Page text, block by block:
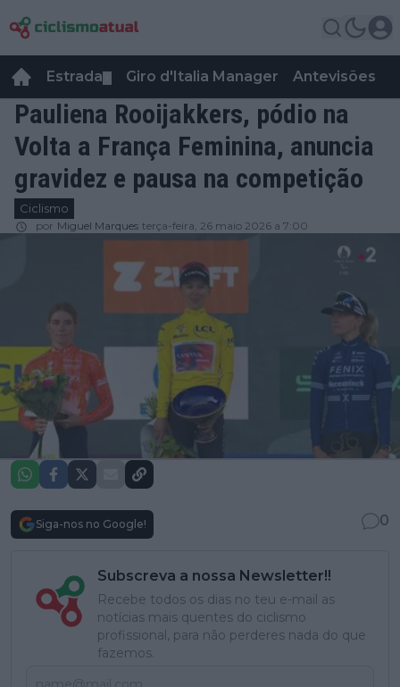
Estrada Giro d'Italia Manager Antevisões
Pauliena Rooijakkers, pódio na
Volta a França Feminina, anuncia
gravidez e pausa na competição
Ciclismo
por Miguel Marques terça-feira, 26 maio 2026 a 7:00
Siga-nos no Google! 0
Subscreva a nossa Newsletter!!
Recebe todos os dias no teu e-mail as
notícias mais quentes do ciclismo
profissional, para não perderes nada do que
fazemos.